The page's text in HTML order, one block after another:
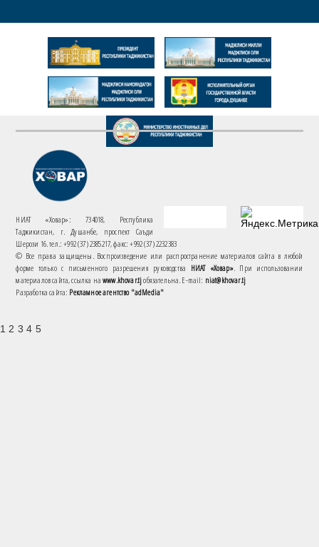
НИАТ «Ховар»: 734018, Республика
Таджикистан, г. Душанбе, проспект Саъди
Шерози 16. тел.: +992 (37) 2385217, факс: +992 (37) 2232383
© Все права защищены. Воспроизведение или распространение материалов сайта в любой
форме только с письменного разрешения руководства НИАТ «Ховар». При использовании
материалов сайта, ссылка наwww.khovar.tjобязательна. E-mail: niat@khovar.tj
Разработка сайта: Рекламное агентство "adMedia"
1 2 3 4 5